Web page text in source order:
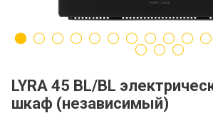
PAULMARK Сифон Одинарный
Посудомоечные машины MIDEA
SCANDILUX
SCANDILUX видео-обзор стиральных
LYRA 45 BL/BL
шкаф (независимый)